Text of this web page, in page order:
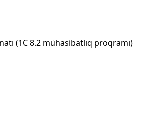
(1C 8.2 mühasibatlıq proqramı)